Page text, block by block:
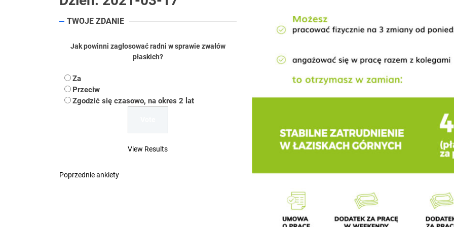
Koper – część 2.
Uwaga Dębieńsko – woda nieprzydatna do spożycia!!!
Dość komentowania kolejnych afer w ochronie zdrowia — czas zacząć mówić o
TWOJE ZDANIE
Jak powinni zagłosować radni w sprawie zwałów
płaskich?
Za
Przeciw
Zgodzić się czasowo, na okres 2 lat
View Results
Poprzednie ankiety